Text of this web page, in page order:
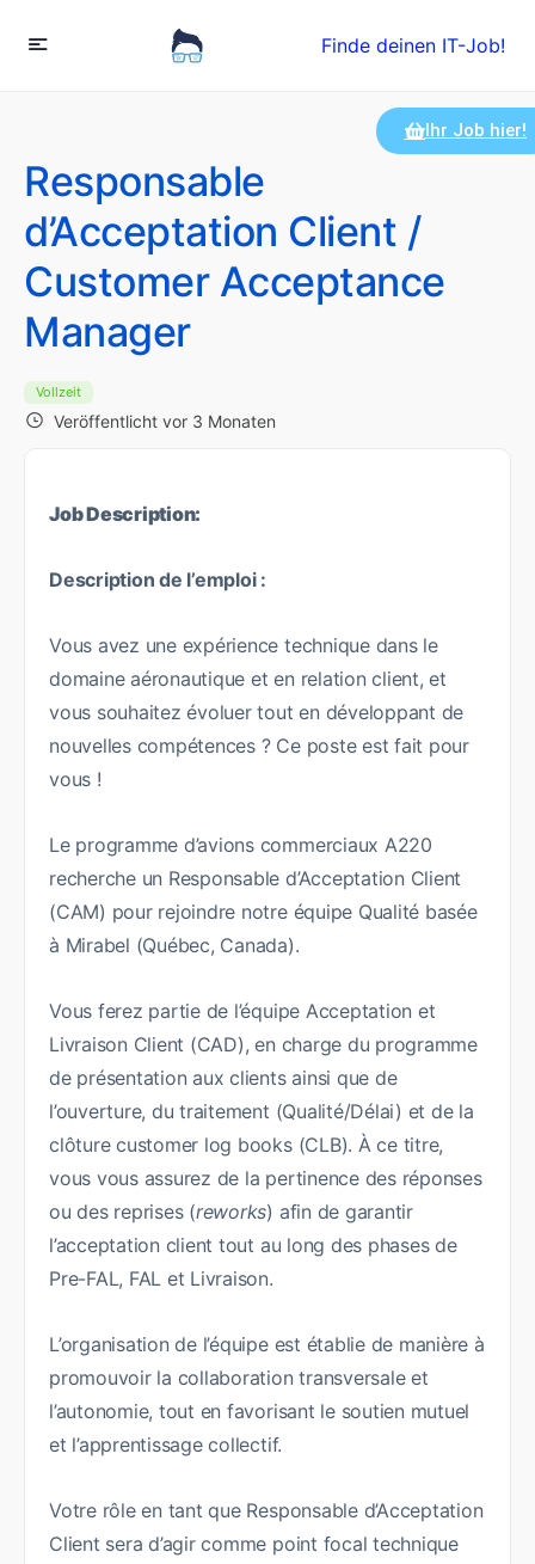
Finde deinen IT-Job!
Responsable
d’Acceptation Client /
Customer Acceptance
Manager
Vollzeit
Veröffentlicht vor 3 Monaten
Ihr Job hier!
Job Description:
Description de l’emploi :
Vous avez une expérience technique dans le
domaine aéronautique et en relation client, et
vous souhaitez évoluer tout en développant de
nouvelles compétences ? Ce poste est fait pour
vous !
Le programme d’avions commerciaux A220
recherche un Responsable d’Acceptation Client
(CAM) pour rejoindre notre équipe Qualité basée
à Mirabel (Québec, Canada).
Vous ferez partie de l’équipe Acceptation et
Livraison Client (CAD), en charge du programme
de présentation aux clients ainsi que de
l’ouverture, du traitement (Qualité/Délai) et de la
clôture customer log books (CLB). À ce titre,
vous vous assurez de la pertinence des réponses
ou des reprises (reworks) afin de garantir
l’acceptation client tout au long des phases de
Pre-FAL, FAL et Livraison.
L’organisation de l’équipe est établie de manière à
promouvoir la collaboration transversale et
l’autonomie, tout en favorisant le soutien mutuel
et l’apprentissage collectif.
Votre rôle en tant que Responsable d’Acceptation
Client sera d’agir comme point focal technique